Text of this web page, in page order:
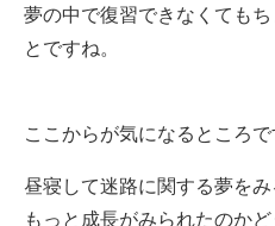
夢の中で復習できなくても
とですね。
ここからが気になるところで
昼寝して迷路に関する夢を
もっと成長がみられたのかど